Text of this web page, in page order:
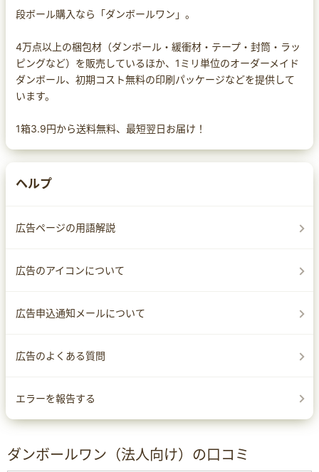
段ボール購入なら「ダンボールワン」。
4万点以上の梱包材（ダンボール・緩衝材・テープ・封筒・ラッ
ピングなど）を販売しているほか、1ミリ単位のオーダーメイド
ダンボール、初期コスト無料の印刷パッケージなどを提供して
います。
1箱3.9円から送料無料、最短翌日お届け！
ヘルプ
広告ページの用語解説
広告のアイコンについて
広告申込通知メールについて
広告のよくある質問
エラーを報告する
ダンボールワン（法人向け）の口コミ